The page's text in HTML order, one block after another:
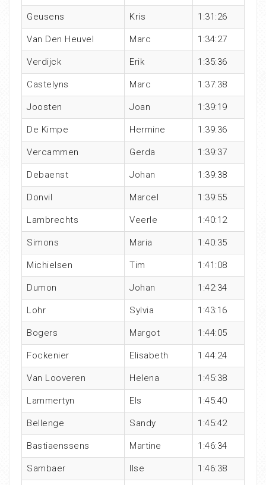
Geusens Kris 1:31:26
Van Den Heuvel Marc 1:34:27
Verdijck Erik 1:35:36
Castelyns Marc 1:37:38
Joosten Joan 1:39:19
De Kimpe Hermine 1:39:36
Vercammen Gerda 1:39:37
Debaenst Johan 1:39:38
Donvil Marcel 1:39:55
Lambrechts Veerle 1:40:12
Simons Maria 1:40:35
Michielsen Tim 1:41:08
Dumon Johan 1:42:34
Lohr Sylvia 1:43:16
Bogers Margot 1:44:05
Fockenier Elisabeth 1:44:24
Van Looveren Helena 1:45:38
Lammertyn Els 1:45:40
Bellenge Sandy 1:45:42
Bastiaenssens Martine 1:46:34
Sambaer Ilse 1:46:38